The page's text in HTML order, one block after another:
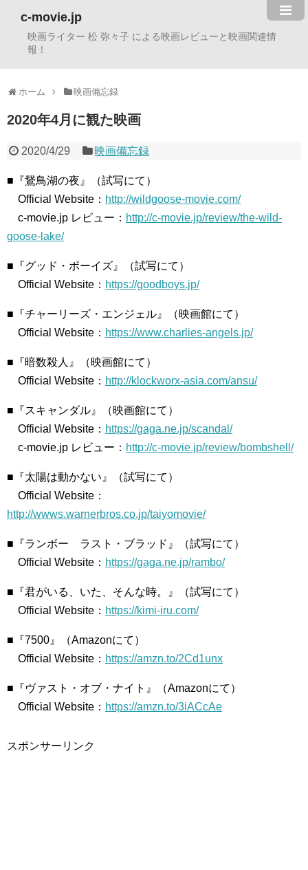
c-movie.jp
映画ライター 松 弥々子 による映画レビューと映画関連情
報！
ホーム 映画備忘録
2020年4月に観た映画
2020/4/29 映画備忘録
■『鵞鳥湖の夜』（試写にて）
Official Website： http://wildgoose-movie.com/
c-movie.jp レビュー： http://c-movie.jp/review/the-wild-
goose-lake/
■『グッド・ボーイズ』（試写にて）
Official Website： https://goodboys.jp/
■『チャーリーズ・エンジェル』（映画館にて）
Official Website： https://www.charlies-angels.jp/
■『暗数殺人』（映画館にて）
Official Website： http://klockworx-asia.com/ansu/
■『スキャンダル』（映画館にて）
Official Website： https://gaga.ne.jp/scandal/
c-movie.jp レビュー： http://c-movie.jp/review/bombshell/
■『太陽は動かない』（試写にて）
Official Website：
http://wwws.warnerbros.co.jp/taiyomovie/
■『ランボー ラスト・ブラッド』（試写にて）
Official Website： https://gaga.ne.jp/rambo/
■『君がいる、いた、そんな時。』（試写にて）
Official Website： https://kimi-iru.com/
■『7500』（Amazonにて）
Official Website： https://amzn.to/2Cd1unx
■『ヴァスト・オブ・ナイト』（Amazonにて）
Official Website： https://amzn.to/3iACcAe
スポンサーリンク